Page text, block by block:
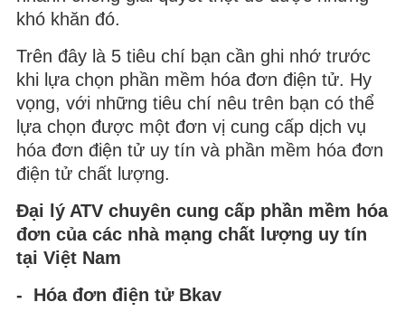
khó khăn đó.
Trên đây là 5 tiêu chí bạn cần ghi nhớ trước
khi lựa chọn phần mềm hóa đơn điện tử. Hy
vọng, với những tiêu chí nêu trên bạn có thể
lựa chọn được một đơn vị cung cấp dịch vụ
hóa đơn điện tử uy tín và phần mềm hóa đơn
điện tử chất lượng.
Đại lý ATV chuyên cung cấp phần mềm hóa
đơn của các nhà mạng chất lượng uy tín
tại Việt Nam
- Hóa đơn điện tử Bkav